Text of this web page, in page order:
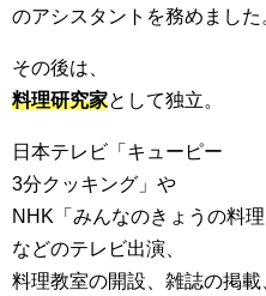
のアシスタントを務めました
その後は、
料理研究家として独立。
日本テレビ「キューピー
3分クッキング」や
NHK「みんなのきょうの料理
などのテレビ出演、
料理教室の開設、雑誌の掲載